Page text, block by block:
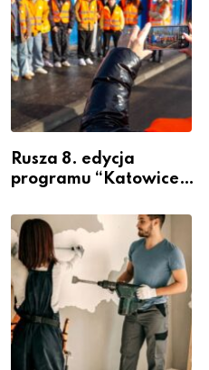
Rusza 8. edycja
programu “Katowice
– nabór dla
przedsiębiorców